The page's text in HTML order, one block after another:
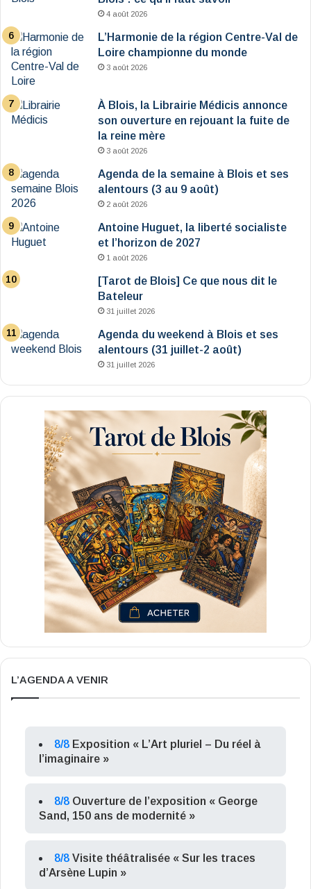
4 août 2026
L’Harmonie de la région Centre-Val de
Loire championne du monde
3 août 2026
À Blois, la Librairie Médicis annonce
son ouverture en rejouant la fuite de
la reine mère
3 août 2026
Agenda de la semaine à Blois et ses
alentours (3 au 9 août)
2 août 2026
Antoine Huguet, la liberté socialiste
et l’horizon de 2027
1 août 2026
[Tarot de Blois] Ce que nous dit le
Bateleur
31 juillet 2026
Agenda du weekend à Blois et ses
alentours (31 juillet-2 août)
31 juillet 2026
L’AGENDA A VENIR
8/8 Exposition « L’Art pluriel – Du réel à
l’imaginaire »
8/8 Ouverture de l’exposition « George
Sand, 150 ans de modernité »
8/8 Visite théâtralisée « Sur les traces
d’Arsène Lupin »